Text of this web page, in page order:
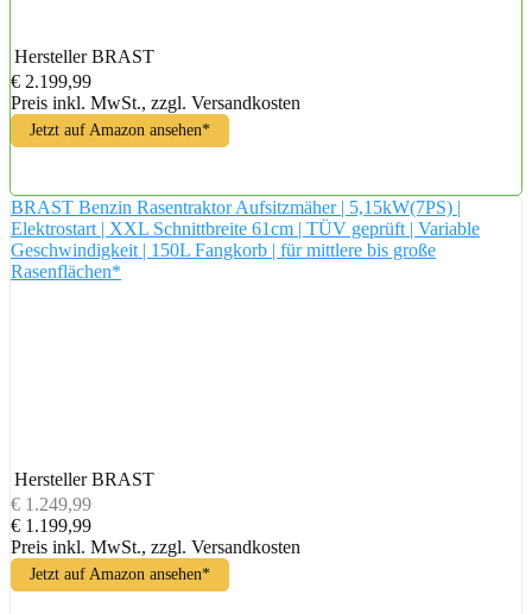
Hersteller BRAST
€ 2.199,99
Preis inkl. MwSt., zzgl. Versandkosten
Jetzt auf Amazon ansehen*
BRAST Benzin Rasentraktor Aufsitzmäher | 5,15kW(7PS) |
Elektrostart | XXL Schnittbreite 61cm | TÜV geprüft | Variable
Geschwindigkeit | 150L Fangkorb | für mittlere bis große
Rasenflächen*
Hersteller BRAST
€ 1.249,99
€ 1.199,99
Preis inkl. MwSt., zzgl. Versandkosten
Jetzt auf Amazon ansehen*